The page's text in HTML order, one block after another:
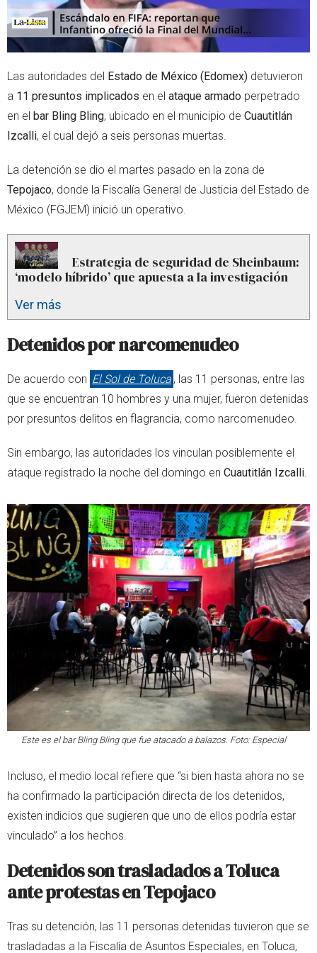
Las autoridades del Estado de México (Edomex) detuvieron
a 11 presuntos implicados en el ataque armado perpetrado
en el bar Bling Bling, ubicado en el municipio de Cuautitlán
Izcalli, el cual dejó a seis personas muertas.
La detención se dio el martes pasado en la zona de
Tepojaco, donde la Fiscalía General de Justicia del Estado de
México (FGJEM) inició un operativo.
Estrategia de seguridad de Sheinbaum:
‘modelo híbrido’ que apuesta a la investigación
Ver más
Detenidos por narcomenudeo
De acuerdo con El Sol de Toluca , las 11 personas, entre las
que se encuentran 10 hombres y una mujer, fueron detenidas
por presuntos delitos en flagrancia, como narcomenudeo.
Sin embargo, las autoridades los vinculan posiblemente el
ataque registrado la noche del domingo en Cuautitlán Izcalli
Este es el bar Bling Bling que fue atacado a balazos. Foto: Especial
Incluso, el medio local refiere que “si bien hasta ahora no se
ha confirmado la participación directa de los detenidos,
existen indicios que sugieren que uno de ellos podría estar
vinculado” a los hechos.
Detenidos son trasladados a Toluca
ante protestas en Tepojaco
Tras su detención, las 11 personas detenidas tuvieron que se
trasladadas a la Fiscalía de Asuntos Especiales, en Toluca,